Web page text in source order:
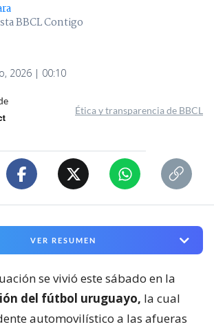
BBCL Contigo
2026 | 00:10
Ética y transparencia de BBCL
VER RESUMEN
se vivió este sábado en la
del fútbol uruguayo, la cual
automovilístico a las afueras